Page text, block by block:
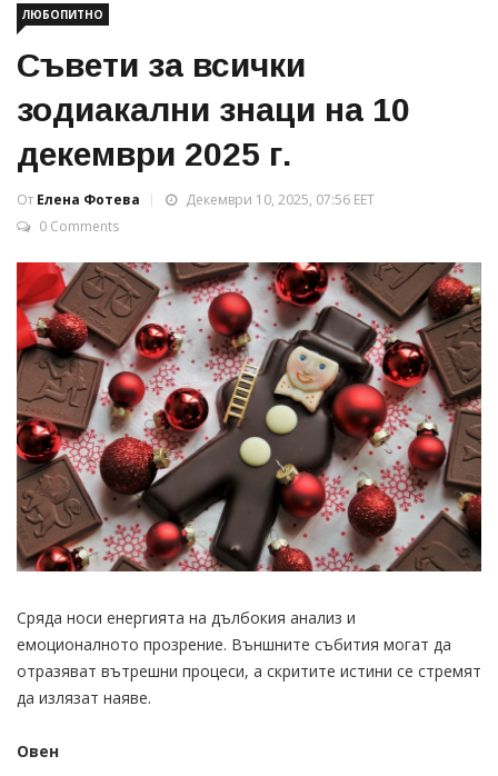
ЛЮБОПИТНО
Съвети за всички
зодиакални знаци на 10
декември 2025 г.
От Елена Фотева
Декември 10, 2025, 07:56 EET
0 Comments
Сряда носи енергията на дълбокия анализ и
емоционалното прозрение. Външните събития могат да
отразяват вътрешни процеси, а скритите истини се стремят
да излязат наяве.
Овен